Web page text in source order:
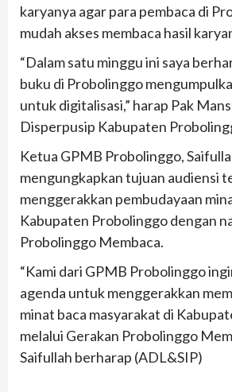
karyanya agar para pembaca di
mudah akses membaca hasil
“Dalam satu minggu ini saya
buku di Probolinggo
untuk digitalisasi,” harap Pak
Disperpusip Kabupaten
Ketua GPMB Probolinggo,
mengungkapkan tujuan audiensi
menggerakkan pembudayaan
Kabupaten Probolinggo dengan
Probolinggo Membaca.
“Kami dari GPMB Probolinggo
agenda untuk menggerakkan
minat baca masyarakat di
melalui Gerakan Probolinggo
Saifullah berharap (ADL&SIP)